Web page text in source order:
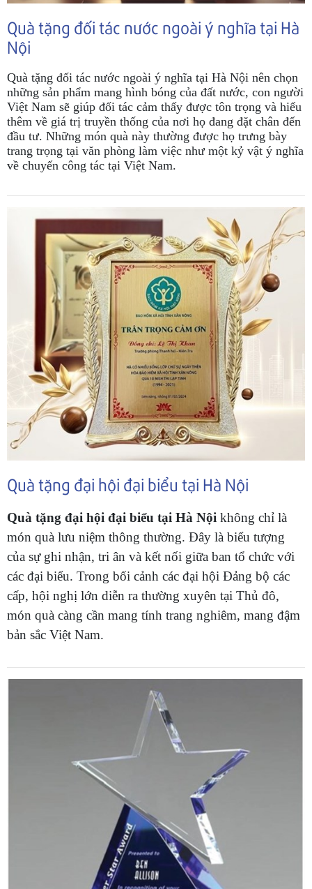
Quà tặng đối tác nước ngoài ý nghĩa tại Hà
Nội
Quà tặng đối tác nước ngoài ý nghĩa tại Hà Nội nên chọn
những sản phẩm mang hình bóng của đất nước, con người
Việt Nam sẽ giúp đối tác cảm thấy được tôn trọng và hiểu
thêm về giá trị truyền thống của nơi họ đang đặt chân đến
đầu tư. Những món quà này thường được họ trưng bày
trang trọng tại văn phòng làm việc như một kỷ vật ý nghĩa
về chuyến công tác tại Việt Nam.
Quà tặng đại hội đại biểu tại Hà Nội
Quà tặng đại hội đại biểu tại Hà Nội không chỉ là
món quà lưu niệm thông thường. Đây là biểu tượng
của sự ghi nhận, tri ân và kết nối giữa ban tổ chức với
các đại biểu. Trong bối cảnh các đại hội Đảng bộ các
cấp, hội nghị lớn diễn ra thường xuyên tại Thủ đô,
món quà càng cần mang tính trang nghiêm, mang đậm
bản sắc Việt Nam.